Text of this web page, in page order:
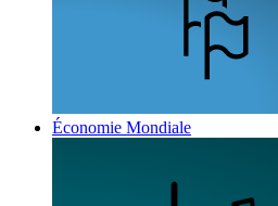
Économie Mondiale